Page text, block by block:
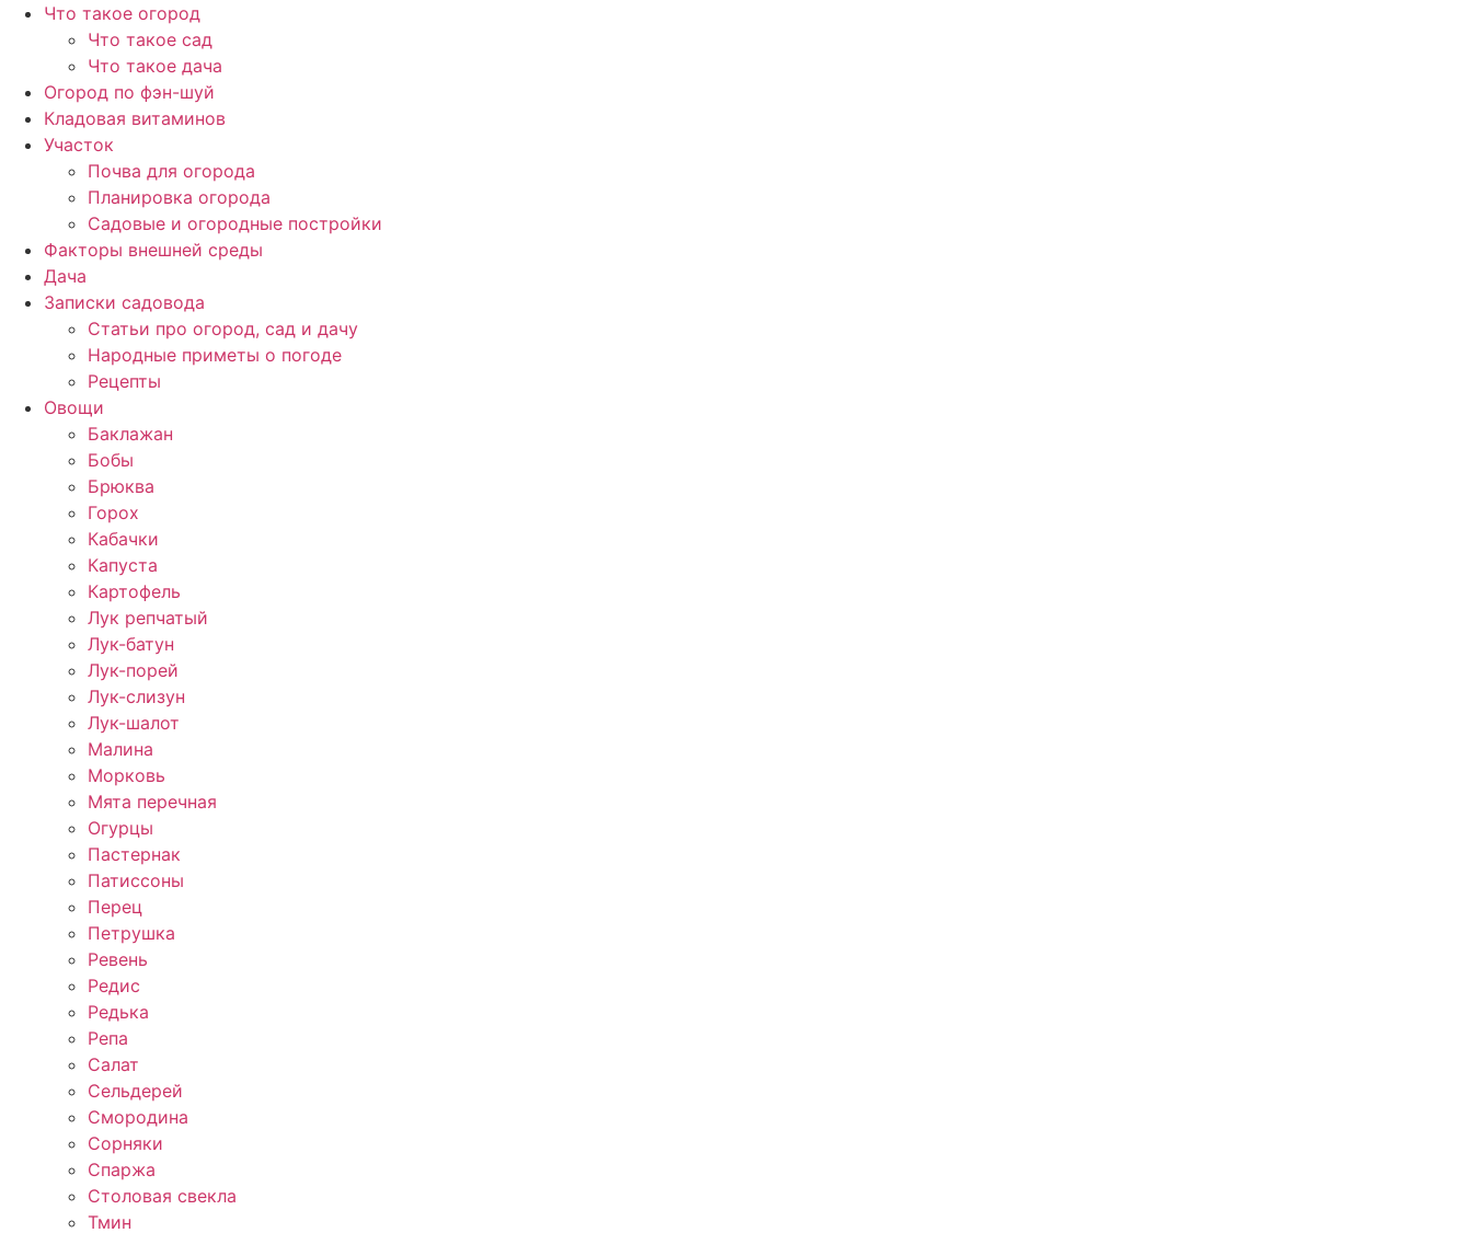
Перейти
содержимому
Что такое огород
Что такое сад
Что такое дача
Огород по фэн-шуй
Кладовая витаминов
Участок
Почва для огорода
Планировка огорода
Садовые и огородные постройки
Факторы внешней среды
Дача
Записки садовода
Статьи про огород, сад и дачу
Народные приметы о погоде
Рецепты
Овощи
Баклажан
Бобы
Брюква
Горох
Кабачки
Капуста
Картофель
Лук репчатый
Лук-батун
Лук-порей
Лук-слизун
Лук-шалот
Малина
Морковь
Мята перечная
Огурцы
Пастернак
Патиссоны
Перец
Петрушка
Ревень
Редис
Редька
Репа
Салат
Сельдерей
Смородина
Сорняки
Спаржа
Столовая свекла
Тмин